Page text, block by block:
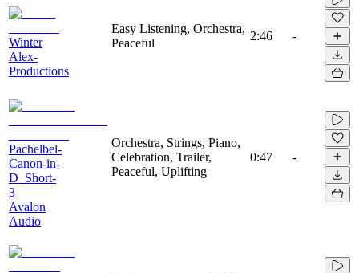
Winter
Alex-
Productions
Easy Listening, Orchestra,
Peaceful
2:46 -
Pachelbel-
Canon-in-
D_Short-
3
Avalon
Audio
Orchestra, Strings, Piano,
Celebration, Trailer,
Peaceful, Uplifting
0:47 -